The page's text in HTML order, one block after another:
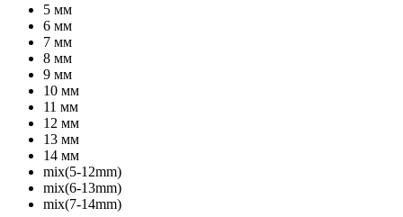
5 мм
6 мм
7 мм
8 мм
9 мм
10 мм
11 мм
12 мм
13 мм
14 мм
mix(5-12mm)
mix(6-13mm)
mix(7-14mm)